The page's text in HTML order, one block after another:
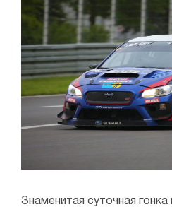
Знаменитая суточная